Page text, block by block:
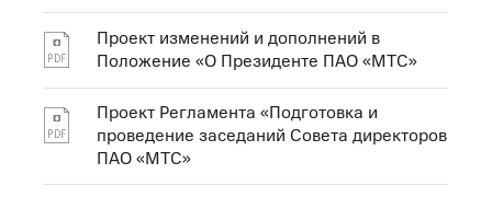
Проект изменений и дополнений в
Положение «О Президенте ПАО «МТС»
Проект Регламента «Подготовка и
проведение заседаний Совета директоров
ПАО «МТС»